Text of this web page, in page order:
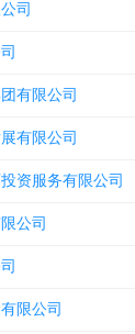
司
有限公司
有限公司
资服务有限公司
公司
限公司